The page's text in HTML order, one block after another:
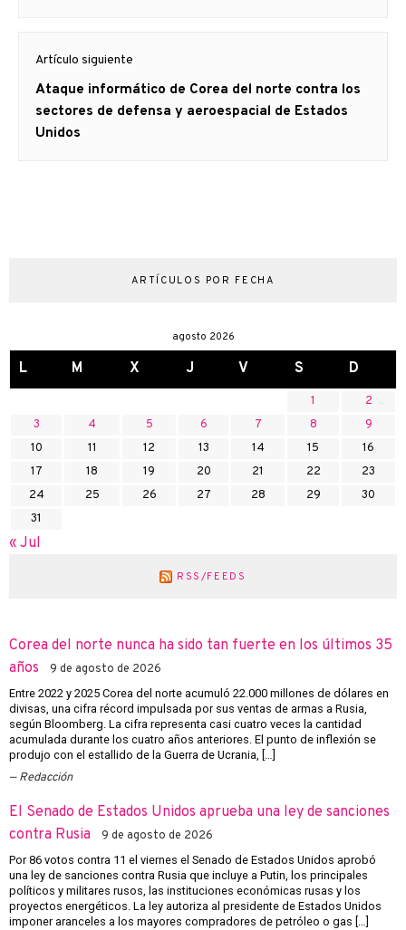
Artículo siguiente
Artículo
siguiente:
Ataque informático de Corea del norte contra los
sectores de defensa y aeroespacial de Estados
Unidos
ARTÍCULOS POR FECHA
agosto 2026
L M X J V S D
1
2
3
4 5 6 7 8
9
10
11 12 13 14 15
16
17
18 19 20 21 22
23
24
25 26 27 28 29
30
31
« Jul
RSS/FEEDS
Corea del norte nunca ha sido tan fuerte en los últimos 35
años
9 de agosto de 2026
Entre 2022 y 2025 Corea del norte acumuló 22.000 millones de dólares en
divisas, una cifra récord impulsada por sus ventas de armas a Rusia,
según Bloomberg. La cifra representa casi cuatro veces la cantidad
acumulada durante los cuatro años anteriores. El punto de inflexión se
produjo con el estallido de la Guerra de Ucrania, […]
Redacción
El Senado de Estados Unidos aprueba una ley de sanciones
contra Rusia
9 de agosto de 2026
Por 86 votos contra 11 el viernes el Senado de Estados Unidos aprobó
una ley de sanciones contra Rusia que incluye a Putin, los principales
políticos y militares rusos, las instituciones económicas rusas y los
proyectos energéticos. La ley autoriza al presidente de Estados Unidos
imponer aranceles a los mayores compradores de petróleo o gas […]